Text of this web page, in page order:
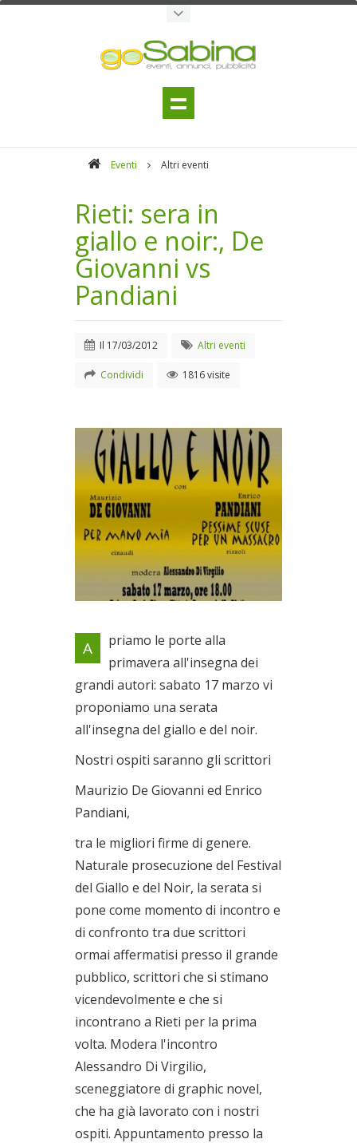
Eventi Altri eventi
Rieti: sera in
giallo e noir:, De
Giovanni vs
Pandiani
Il 17/03/2012 Altri eventi
Condividi 1816 visite
Locandina evento
Il 17/03/2012
A
priamo le porte alla
primavera all'insegna dei
grandi autori: sabato 17 marzo vi
proponiamo una serata
all'insegna del giallo e del noir.
Nostri ospiti saranno gli scrittori
Maurizio De Giovanni ed Enrico
Pandiani,
tra le migliori firme di genere.
Naturale prosecuzione del Festival
del Giallo e del Noir, la serata si
pone come momento di incontro e
di confronto tra due scrittori
ormai affermatisi presso il grande
pubblico, scrittori che si stimano
vicendevolmente e che si
incontrano a Rieti per la prima
volta. Modera l'incontro
Alessandro Di Virgilio,
sceneggiatore di graphic novel,
che ha già lavorato con i nostri
ospiti. Appuntamento presso la